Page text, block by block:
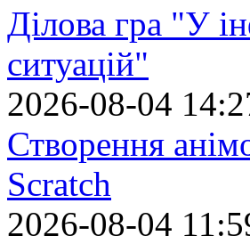
Ділова гра "У
ситуацій"
2026-08-04
Створення
Scratch
2026-08-04